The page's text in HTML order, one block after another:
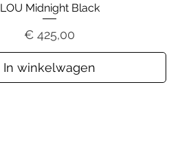
LOU Midnight Black
Prijs
€ 425,00
In winkelwagen